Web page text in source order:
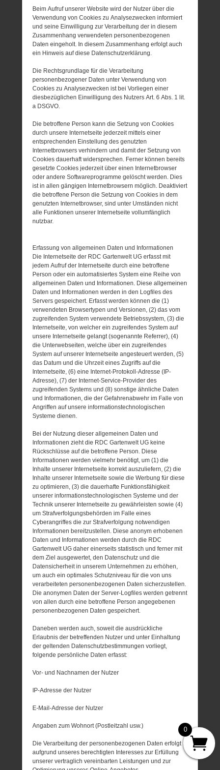
Beim Aufruf unserer Website wird der Nutzer über die
Verwendung von Cookies zu Analysezwecken informiert
und seine Einwilligung zur Verarbeitung der in diesem
Zusammenhang verwendeten personenbezogenen
Daten eingeholt. In diesem Zusammenhang erfolgt auch
ein Hinweis auf diese Datenschutzerklärung.
Die Rechtsgrundlage für die Verarbeitung
personenbezogener Daten unter Verwendung von
Cookies zu Analysezwecken ist bei Vorliegen einer
diesbezüglichen Einwilligung des Nutzers Art. 6 Abs. 1 lit.
a DSGVO.
Die betroffene Person kann die Setzung von Cookies
durch unsere Internetseite jederzeit mittels einer
entsprechenden Einstellung des genutzten
Internetbrowsers verhindern und damit der Setzung von
Cookies dauerhaft widersprechen. Ferner können bereits
gesetzte Cookies jederzeit über einen Internetbrowser
oder andere Softwareprogramme gelöscht werden. Dies
ist in allen gängigen Internetbrowsern möglich. Deaktiviert
die betroffene Person die Setzung von Cookies in dem
genutzten Internetbrowser, sind unter Umständen nicht
alle Funktionen unserer Internetseite vollumfänglich
nutzbar.
Erfassung von allgemeinen Daten und Informationen
Die Internetseite der RDC Gartenwelt UG erfasst mit
jedem Aufruf der Internetseite durch eine betroffene
Person oder ein automatisiertes System eine Reihe von
allgemeinen Daten und Informationen. Diese allgemeinen
Daten und Informationen werden in den Logfiles des
Servers gespeichert. Erfasst werden können die (1)
verwendeten Browsertypen und Versionen, (2) das vom
zugreifenden System verwendete Betriebssystem, (3) die
Internetseite, von welcher ein zugreifendes System auf
unsere Internetseite gelangt (sogenannte Referrer), (4)
die Unterwebseiten, welche über ein zugreifendes
System auf unserer Internetseite angesteuert werden, (5)
das Datum und die Uhrzeit eines Zugriffs auf die
Internetseite, (6) eine Internet-Protokoll-Adresse (IP-
Adresse), (7) der Internet-Service-Provider des
zugreifenden Systems und (8) sonstige ähnliche Daten
und Informationen, die der Gefahrenabwehr im Falle von
Angriffen auf unsere informationstechnologischen
Systeme dienen.
Bei der Nutzung dieser allgemeinen Daten und
Informationen zieht die RDC Gartenwelt UG keine
Rückschlüsse auf die betroffene Person. Diese
Informationen werden vielmehr benötigt, um (1) die
Inhalte unserer Internetseite korrekt auszuliefern, (2) die
Inhalte unserer Internetseite sowie die Werbung für diese
zu optimieren, (3) die dauerhafte Funktionsfähigkeit
unserer informationstechnologischen Systeme und der
Technik unserer Internetseite zu gewährleisten sowie (4)
um Strafverfolgungsbehörden im Falle eines
Cyberangriffes die zur Strafverfolgung notwendigen
Informationen bereitzustellen. Diese anonym erhobenen
Daten und Informationen werden durch die RDC
Gartenwelt UG daher einerseits statistisch und ferner mit
dem Ziel ausgewertet, den Datenschutz und die
Datensicherheit in unserem Unternehmen zu erhöhen,
um auch ein optimales Schutzniveau für die von uns
verarbeiteten personenbezogenen Daten sicherzustellen.
Die anonymen Daten der Server-Logfiles werden getrennt
von allen durch eine betroffene Person angegebenen
personenbezogenen Daten gespeichert.
Daneben werden auch, soweit die ausdrückliche
Erlaubnis der betreffenden Nutzer und unter Einhaltung
der geltenden Datenschutzbestimmungen vorliegt,
folgende persönliche Daten erfasst:
Vor- und Nachnamen der Nutzer
IP-Adresse der Nutzer
E-Mail-Adresse der Nutzer
Angaben zum Wohnort (Postleitzahl usw.)
Die Verarbeitung der personenbezogenen Daten erfolgt
aufgrund unseres berechtigten Interesses zur Erfüllung
unserer vertraglich vereinbarten Leistungen und zur
0